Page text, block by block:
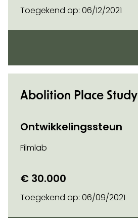
Toegekend op: 06/12/2021
Abolition Place Study
Ontwikkelingssteun
Filmlab
€ 30.000
Toegekend op: 06/09/2021